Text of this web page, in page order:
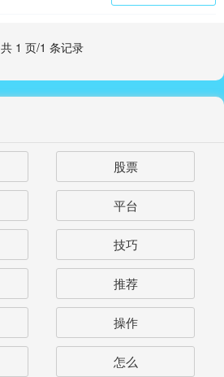
共 1 页/1 条记录
股票
平台
技巧
推荐
操作
怎么